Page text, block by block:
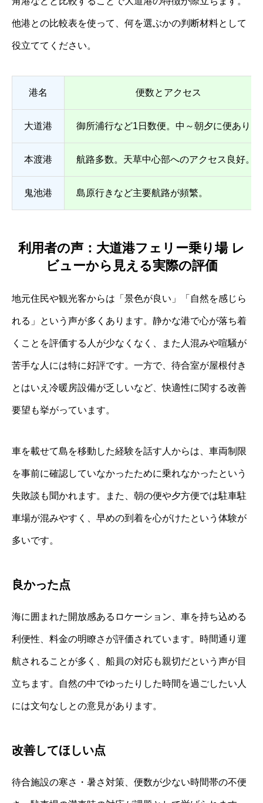
他港との比較表を使って、何を選ぶかの判断材料として
役立ててください。
港名 便数とアクセス
大道港 御所浦行など1日数便。中～朝夕に便あり。
本渡港 航路多数。天草中心部へのアクセス良好。
鬼池港 島原行きなど主要航路が頻繁。
利用者の声：大道港フェリー乗り場 レ
ビューから見える実際の評価
地元住民や観光客からは「景色が良い」「自然を感じら
れる」という声が多くあります。静かな港で心が落ち着
くことを評価する人が少なくなく、また人混みや喧騒が
苦手な人には特に好評です。一方で、待合室が屋根付き
とはいえ冷暖房設備が乏しいなど、快適性に関する改善
要望も挙がっています。
車を載せて島を移動した経験を話す人からは、車両制限
を事前に確認していなかったために乗れなかったという
失敗談も聞かれます。また、朝の便や夕方便では駐車駐
車場が混みやすく、早めの到着を心がけたという体験が
多いです。
良かった点
海に囲まれた開放感あるロケーション、車を持ち込める
利便性、料金の明瞭さが評価されています。時間通り運
航されることが多く、船員の対応も親切だという声が目
立ちます。自然の中でゆったりした時間を過ごしたい人
には文句なしとの意見があります。
改善してほしい点
待合施設の寒さ・暑さ対策、便数が少ない時間帯の不便